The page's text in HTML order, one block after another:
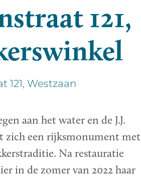
121,
121, Westzaan
aan het water en de J.J.
zich een rijksmonument met
Na restauratie
in de zomer van 2022 haar